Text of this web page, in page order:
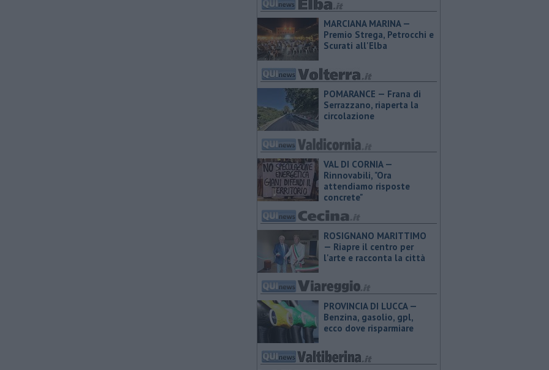
MARCIANA MARINA —
Premio Strega, Petrocchi e
Scurati all'Elba
POMARANCE — Frana di
Serrazzano, riaperta la
circolazione
VAL DI CORNIA —
Rinnovabili, "Ora
attendiamo risposte
concrete"
ROSIGNANO MARITTIMO
— Riapre il centro per
l'arte e racconta la città
PROVINCIA DI LUCCA — ​
Benzina, gasolio, gpl,
ecco dove risparmiare